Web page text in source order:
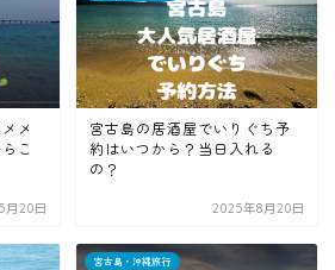
メ
こ
月20日
宮古島の居酒屋でいりぐち予
約はいつから？当日入れる
の？
2025年8月20日
宮古島・沖縄旅行